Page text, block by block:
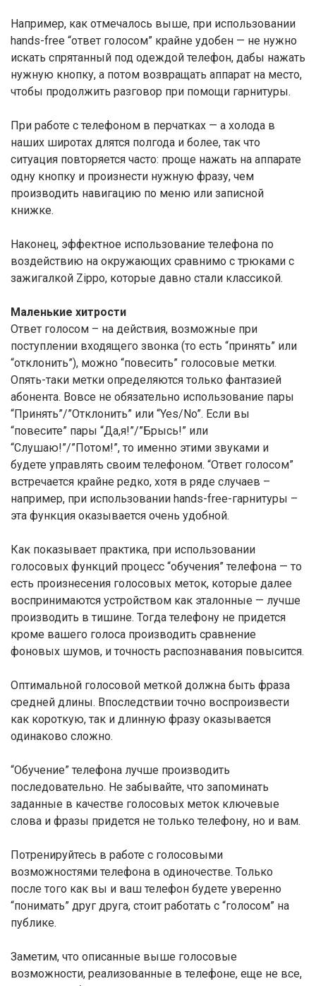
Например, как отмечалось выше, при использовании
hands-free “ответ голосом” крайне удобен — не нужно
искать спрятанный под одеждой телефон, дабы нажать
нужную кнопку, а потом возвращать аппарат на место,
чтобы продолжить разговор при помощи гарнитуры.
При работе с телефоном в перчатках — а холода в
наших широтах длятся полгода и более, так что
ситуация повторяется часто: проще нажать на аппарате
одну кнопку и произнести нужную фразу, чем
производить навигацию по меню или записной
книжке.
Наконец, эффектное использование телефона по
воздействию на окружающих сравнимо с трюками с
зажигалкой Zippo, которые давно стали классикой.
Маленькие хитрости
Ответ голосом – на действия, возможные при
поступлении входящего звонка (то есть “принять” или
“отклонить”), можно “повесить” голосовые метки.
Опять-таки метки определяются только фантазией
абонента. Вовсе не обязательно использование пары
“Принять”/”Отклонить” или “Yes/No”. Если вы
“повесите” пары “Да,я!”/”Брысь!” или
“Слушаю!”/”Потом!”, то именно этими звуками и
будете управлять своим телефоном. “Ответ голосом”
встречается крайне редко, хотя в ряде случаев –
например, при использовании hands-free-гарнитуры –
эта функция оказывается очень удобной.
Как показывает практика, при использовании
голосовых функций процесс “обучения” телефона — то
есть произнесения голосовых меток, которые далее
воспринимаются устройством как эталонные — лучше
производить в тишине. Тогда телефону не придется
кроме вашего голоса производить сравнение
фоновых шумов, и точность распознавания повысится.
Оптимальной голосовой меткой должна быть фраза
средней длины. Впоследствии точно воспроизвести
как короткую, так и длинную фразу оказывается
одинаково сложно.
“Обучение” телефона лучше производить
последовательно. Не забывайте, что запоминать
заданные в качестве голосовых меток ключевые
слова и фразы придется не только телефону, но и вам.
Потренируйтесь в работе с голосовыми
возможностями телефона в одиночестве. Только
после того как вы и ваш телефон будете уверенно
“понимать” друг друга, стоит работать с “голосом” на
публике.
Заметим, что описанные выше голосовые
возможности, реализованные в телефоне, еще не все,